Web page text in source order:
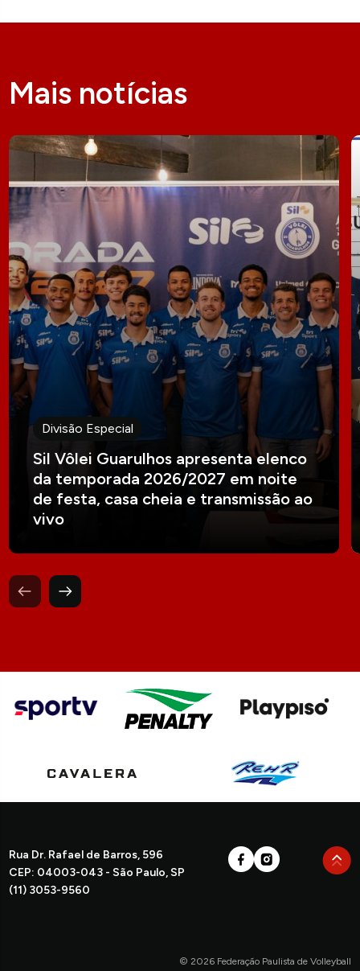
Mais notícias
Divisão Especial
Sil Vôlei Guarulhos apresenta elenco
da temporada 2026/2027 em noite
de festa, casa cheia e transmissão ao
vivo
Rua Dr. Rafael de Barros, 596
CEP: 04003-043 - São Paulo, SP
(11) 3053-9560
© 2026 Federação Paulista de Volleyball